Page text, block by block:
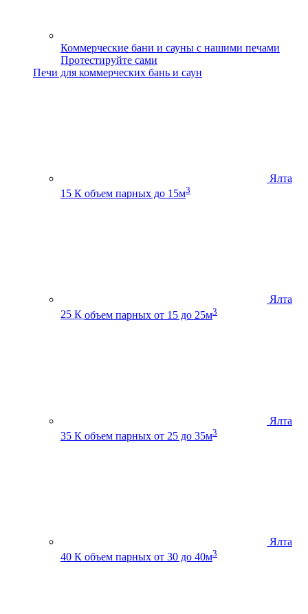
Коммерческие бани и сауны с нашими печами
Протестируйте сами
Печи для коммерческих бань и саун
Ялта
15 К объем парных до 15м3
Ялта
25 К объем парных от 15 до 25м3
Ялта
35 К объем парных от 25 до 35м3
Ялта
40 К объем парных от 30 до 40м3